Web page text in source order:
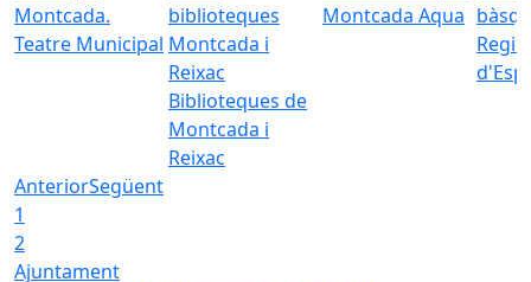
Teatre Municipal
Biblioteques de
Montcada i
Reixac
Montcada Aqua
AnteriorSegüent
1
2
Ajuntament